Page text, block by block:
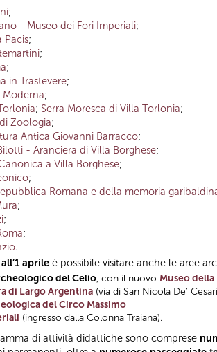
;
- Museo dei Fori Imperiali;
Pacis;
;
;
in Trastevere;
Moderna;
; Serra Moresca di Villa Torlonia;
Zoologia;
Antica Giovanni Barracco;
- Aranciera di Villa Borghese;
a Villa Borghese;
;
Romana e della memoria
;
;
;
.
aprile è possibile visitare anche le aree
del Celio, con il nuovo Museo
di Largo Argentina (via di San Nicola De’
del Circo Massimo
(ingresso dalla Colonna Traiana).
di attività didattiche sono comprese